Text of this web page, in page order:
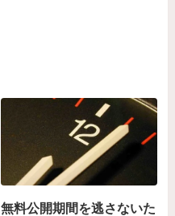
無料公開期間を逃さないた